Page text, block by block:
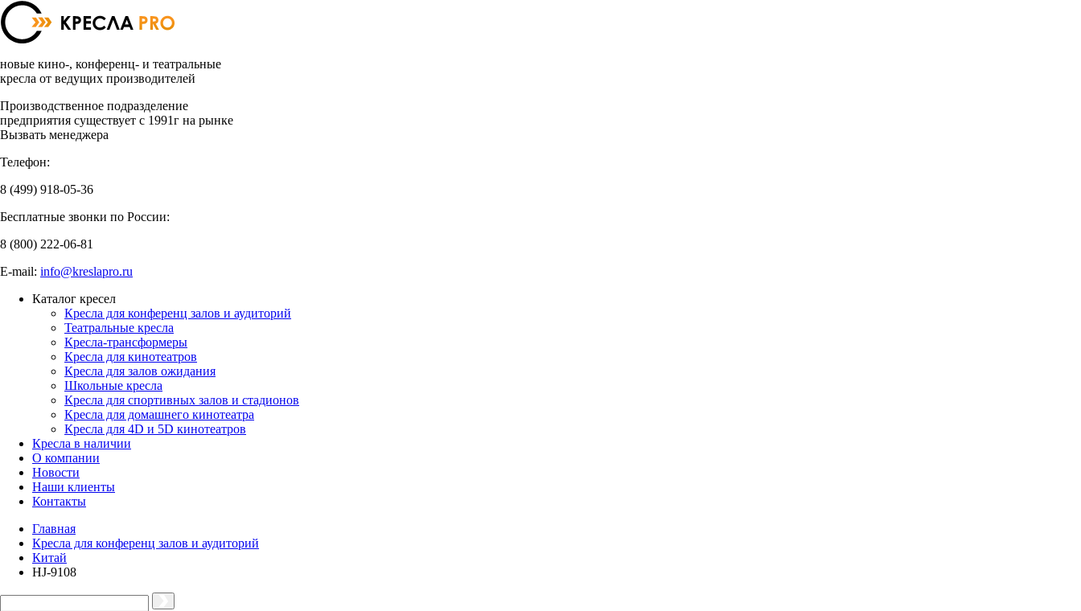
новые кино-, конференц- и театральные
кресла от ведущих производителей
Производственное подразделение
предприятия существует с 1991г на рынке
Вызвать менеджера
Телефон:
8 (499) 918-05-36
Бесплатные звонки по России:
8 (800) 222-06-81
E-mail: info@kreslapro.ru
Каталог кресел
Кресла для конференц залов и аудиторий
Театральные кресла
Кресла-трансформеры
Кресла для кинотеатров
Кресла для залов ожидания
Школьные кресла
Кресла для спортивных залов и стадионов
Кресла для домашнего кинотеатра
Кресла для 4D и 5D кинотеатров
Кресла в наличии
О компании
Новости
Наши клиенты
Контакты
Главная
Кресла для конференц залов и аудиторий
Китай
HJ-9108